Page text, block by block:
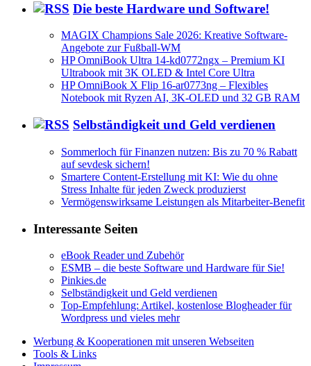
Die beste Hardware und Software!
MAGIX Champions Sale 2026: Kreative Software-
Angebote zur Fußball-WM
HP OmniBook Ultra 14-kd0772ngx – Premium KI
Ultrabook mit 3K OLED & Intel Core Ultra
HP OmniBook X Flip 16-ar0773ng – Flexibles
Notebook mit Ryzen AI, 3K-OLED und 32 GB RAM
Selbständigkeit und Geld verdienen
Sommerloch für Finanzen nutzen: Bis zu 70 % Rabatt
auf sevdesk sichern!
Smartere Content-Erstellung mit KI: Wie du ohne
Stress Inhalte für jeden Zweck produzierst
Vermögenswirksame Leistungen als Mitarbeiter-Benefit
Interessante Seiten
eBook Reader und Zubehör
ESMB – die beste Software und Hardware für Sie!
Pinkies.de
Selbständigkeit und Geld verdienen
Top-Empfehlung: Artikel, kostenlose Blogheader für
Wordpress und vieles mehr
Werbung & Kooperationen mit unseren Webseiten
Tools & Links